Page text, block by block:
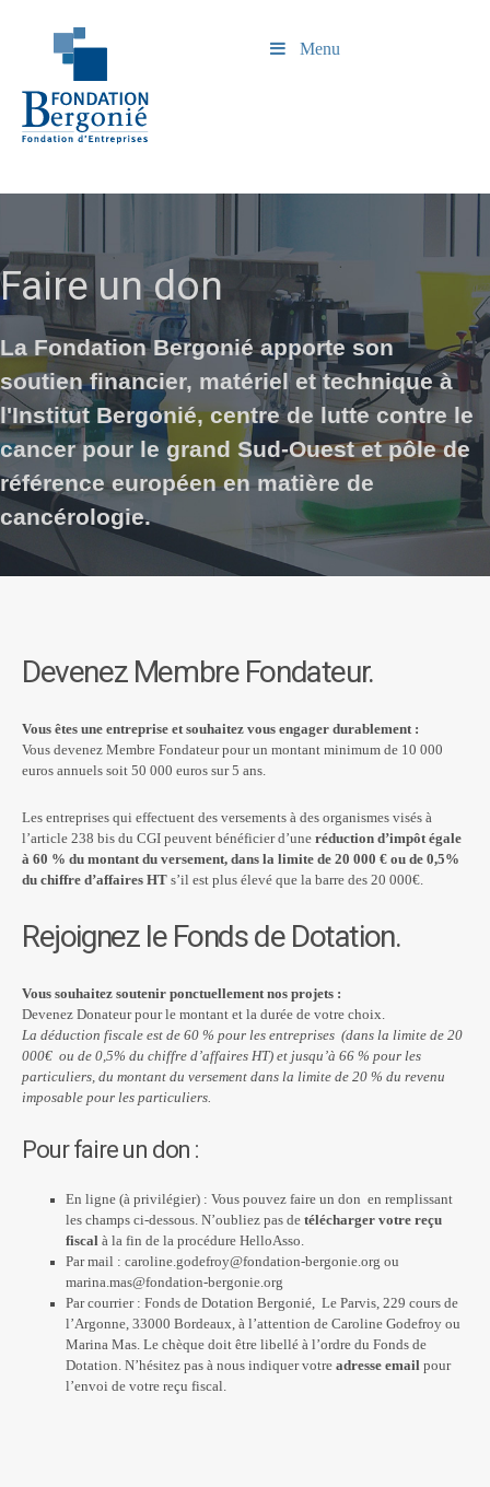
Menu
Faire un don
La Fondation Bergonié apporte son
soutien financier, matériel et technique à
l'Institut Bergonié, centre de lutte contre le
cancer pour le grand Sud-Ouest et pôle de
référence européen en matière de
cancérologie.
Devenez Membre Fondateur.
Vous êtes une entreprise et souhaitez vous engager durablement :
Vous devenez Membre Fondateur pour un montant minimum de 10 000
euros annuels soit 50 000 euros sur 5 ans.
Les entreprises qui effectuent des versements à des organismes visés à
l’article 238 bis du CGI peuvent bénéficier d’une réduction d’impôt égale
à 60 % du montant du versement, dans la limite de 20 000 € ou de 0,5%
du chiffre d’affaires HT s’il est plus élevé que la barre des 20 000€.
Rejoignez le Fonds de Dotation.
Vous souhaitez soutenir ponctuellement nos projets :
Devenez Donateur pour le montant et la durée de votre choix.
La déduction fiscale est de 60 % pour les entreprises (dans la limite de 20
000€ ou de 0,5% du chiffre d’affaires HT) et jusqu’à 66 % pour les
particuliers, du montant du versement dans la limite de 20 % du revenu
imposable pour les particuliers.
Pour faire un don :
En ligne (à privilégier) : Vous pouvez faire un don en remplissant
les champs ci-dessous. N’oubliez pas de télécharger votre reçu
fiscal à la fin de la procédure HelloAsso.
Par mail : caroline.godefroy@fondation-bergonie.org ou
marina.mas@fondation-bergonie.org
Par courrier : Fonds de Dotation Bergonié, Le Parvis, 229 cours de
l’Argonne, 33000 Bordeaux, à l’attention de Caroline Godefroy ou
Marina Mas. Le chèque doit être libellé à l’ordre du Fonds de
Dotation. N’hésitez pas à nous indiquer votre adresse email pour
l’envoi de votre reçu fiscal.